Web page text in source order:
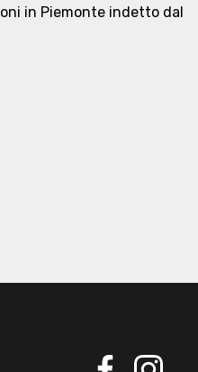
in Piemonte indetto dal